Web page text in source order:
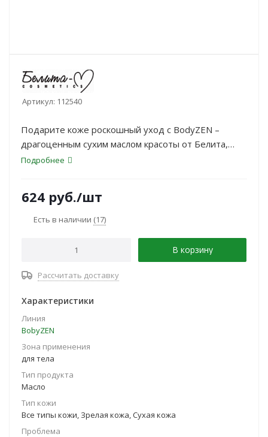
Артикул: 112540
Подарите коже роскошный уход с BodyZEN –
драгоценным сухим маслом красоты от Белита,
специально созданным для кожи, утратившей
себе мощь натуральных масел и лёгкость сухой
текстуры, обеспечивая моментальное впитывание
Подробнее
624 руб./шт
Есть в наличии (17)
В корзину
Рассчитать доставку
Характеристики
Линия
BobyZEN
Зона применения
для тела
Тип продукта
Масло
Тип кожи
Все типы кожи, Зрелая кожа, Сухая кожа
Проблема